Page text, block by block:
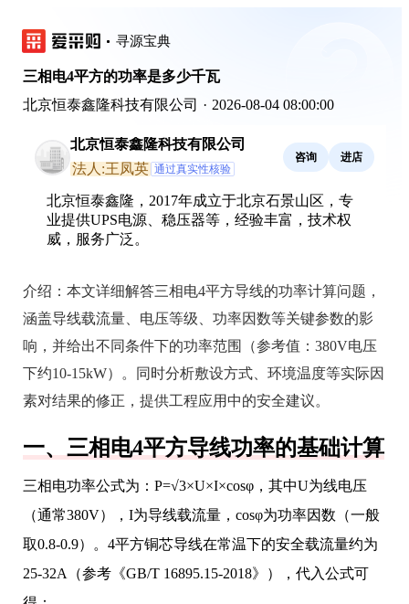
寻源宝典
三相电4平方的功率是多少千瓦
北京恒泰鑫隆科技有限公司 · 2026-08-04 08:00:00
北京恒泰鑫隆科技有限公司
法人:王凤英 通过真实性核验
咨询 进店
北京恒泰鑫隆，2017年成立于北京石景山区，专
业提供UPS电源、稳压器等，经验丰富，技术权
威，服务广泛。
介绍： 本文详细解答三相电4平方导线的功率计算问题，
涵盖导线载流量、电压等级、功率因数等关键参数的影
响，并给出不同条件下的功率范围（参考值：380V电压
下约10-15kW）。同时分析敷设方式、环境温度等实际因
素对结果的修正，提供工程应用中的安全建议。
一、三相电4平方导线功率的基础计算
三相电功率公式为：P=√3×U×I×cosφ，其中U为线电压
（通常380V），I为导线载流量，cosφ为功率因数（一般
取0.8-0.9）。4平方铜芯导线在常温下的安全载流量约为
25-32A（参考《GB/T 16895.15-2018》），代入公式可